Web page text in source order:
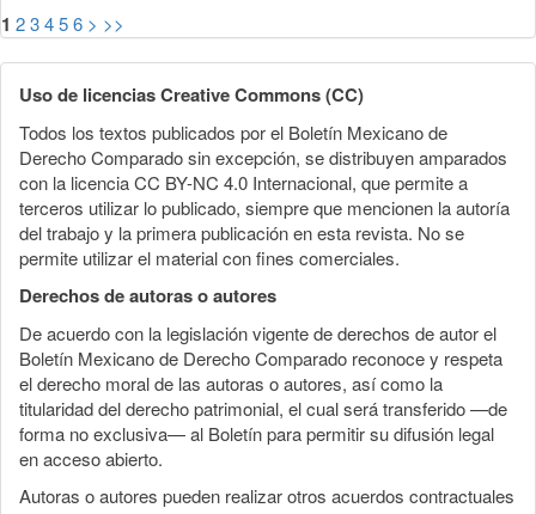
1 23456 > >>
Uso de licencias Creative Commons (CC)
Todos los textos publicados por el Boletín Mexicano de
Derecho Comparado sin excepción, se distribuyen amparados
con la licencia CC BY-NC 4.0 Internacional, que permite a
terceros utilizar lo publicado, siempre que mencionen la autoría
del trabajo y la primera publicación en esta revista. No se
permite utilizar el material con fines comerciales.
Derechos de autoras o autores
De acuerdo con la legislación vigente de derechos de autor el
Boletín Mexicano de Derecho Comparado reconoce y respeta
el derecho moral de las autoras o autores, así como la
titularidad del derecho patrimonial, el cual será transferido —de
forma no exclusiva— al Boletín para permitir su difusión legal
en acceso abierto.
Autoras o autores pueden realizar otros acuerdos contractuales